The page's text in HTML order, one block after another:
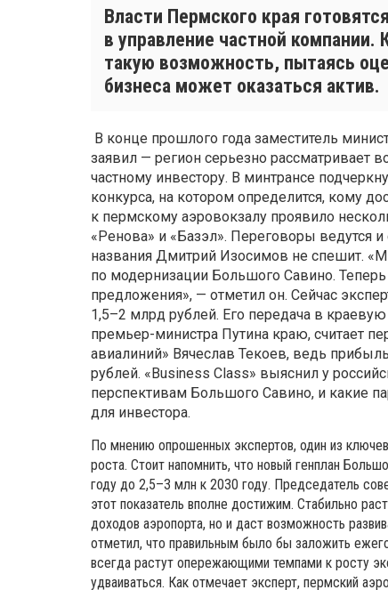
Власти Пермского края
в управление частной
такую возможность, пытаясь
бизнеса может оказаться актив.
В конце прошлого года заместитель
заявил — регион серьезно рассматривает
частному инвестору. В минтрансе
конкурса, на котором определится, кому
к пермскому аэровокзалу проявило
«Ренова» и «Базэл». Переговоры ведутся
названия Дмитрий Изосимов не спешит.
по модернизации Большого Савино.
предложения», — отметил он. Сейчас
1,5–2 млрд рублей. Его передача в
премьер-министра Путина краю, считает
авиалиний» Вячеслав Текоев, ведь
рублей. «Business Class» выяснил у
перспективам Большого Савино, и какие
для инвестора.
По мнению опрошенных экспертов, один из
роста. Стоит напомнить, что новый генплан
году до 2,5–3 млн к 2030 году. Председатель
этот показатель вполне достижим. Стабильно
доходов аэропорта, но и даст возможность
отметил, что правильным было бы заложить
всегда растут опережающими темпами к росту
удваиваться. Как отмечает эксперт, пермский